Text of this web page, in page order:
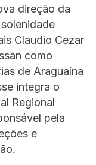
direção da
Claudio Cezar
como
de Araguaína
integra o
Regional
pela
e